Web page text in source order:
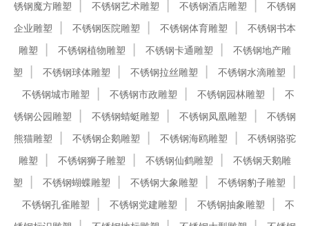
锈钢魔方雕塑
不锈钢艺术雕塑 不锈钢酒店雕塑
不锈钢
企业雕塑
不锈钢医院雕塑 不锈钢体育雕塑
不锈钢书本
雕塑
不锈钢植物雕塑 不锈钢卡通雕塑
不锈钢地产雕
塑
不锈钢球体雕塑 不锈钢拉丝雕塑
不锈钢水滴雕塑
不锈钢城市雕塑
不锈钢市政雕塑 不锈钢园林雕塑
不
锈钢公园雕塑
不锈钢蜻蜓雕塑 不锈钢凤凰雕塑
不锈钢
熊猫雕塑
不锈钢企鹅雕塑 不锈钢海鸥雕塑
不锈钢骆驼
雕塑
不锈钢狮子雕塑 不锈钢仙鹤雕塑
不锈钢天鹅雕
塑
不锈钢蝴蝶雕塑 不锈钢大象雕塑
不锈钢豹子雕塑
不锈钢孔雀雕塑
不锈钢党建雕塑 不锈钢抽象雕塑
不